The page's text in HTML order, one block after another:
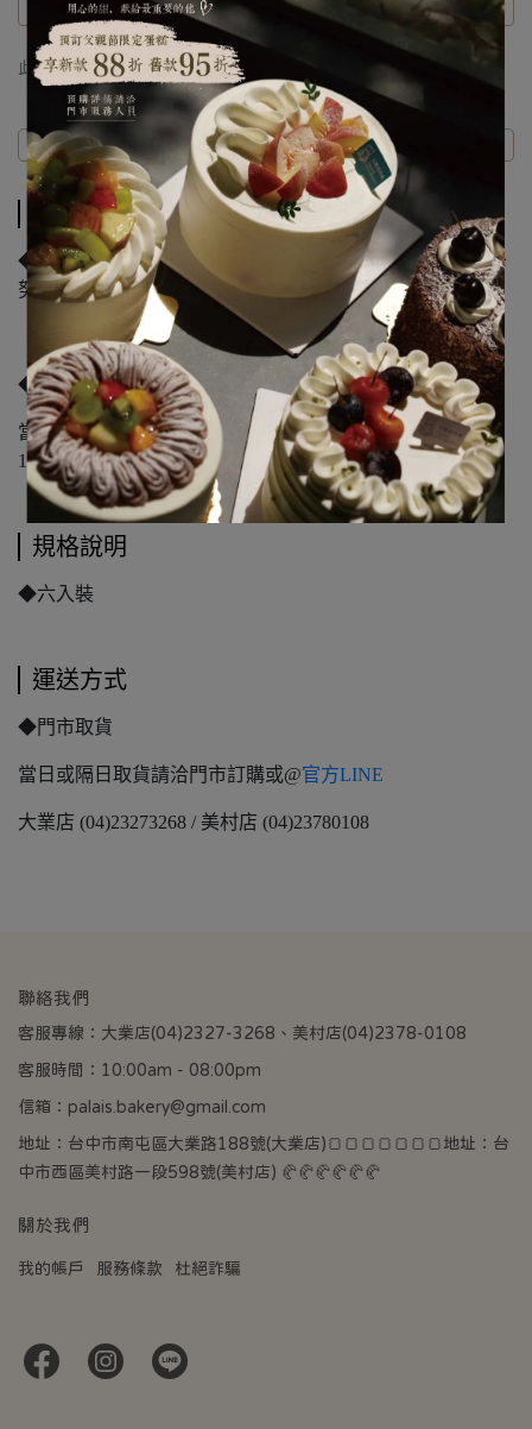
此商品 「 最高 」可以折抵紅利 NT$0)
商品介紹 規格說明
商品介紹
◆剛出爐時外皮酥脆帶有奶油香氣，內部Q彈像法國甜點卡
努蕾，也很像麻糬但不黏牙。
◆貼心提醒
當日吃風味最佳，隔天建議冷凍保存，要吃時烤箱以大約
120度預熱後，回烤5分鐘。
規格說明
◆六入裝
運送方式
◆門市取貨
當日或隔日取貨請洽門市訂購或@官方LINE
大業店 (04)23273268 / 美村店 (04)23780108
聯絡我們
客服專線：大業店(04)2327-3268、美村店(04)2378-0108
客服時間：10:00am - 08:00pm
信箱：palais.bakery@gmail.com
地址：台中市南屯區大業路188號(大業店)🍞🍞🍞🍞🍞🍞🍞地址：台
中市西區美村路一段598號(美村店) 🥐🥐🥐🥐🥐🥐
關於我們
我的帳戶 服務條款 杜絕詐騙